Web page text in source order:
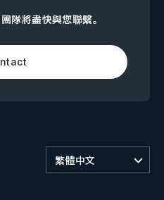
隊將盡快與您聯繫。
繁體中文